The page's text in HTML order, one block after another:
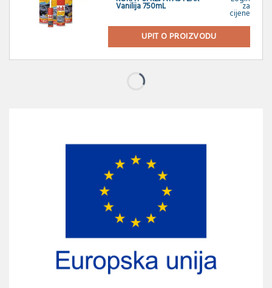
Vanilija 750mL za
cijene
UPIT O PROIZVODU